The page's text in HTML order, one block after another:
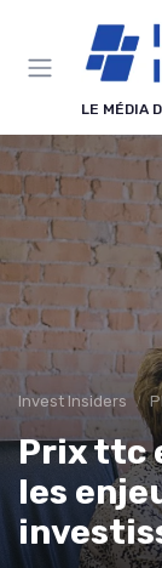
LE MÉDIA
Invest Insiders
Prix ttc
les